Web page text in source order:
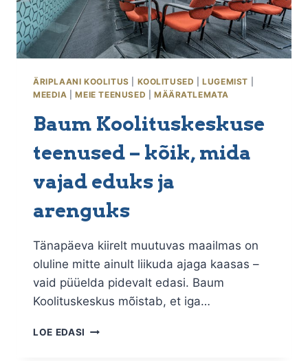
ÄRIPLAANI KOOLITUS KOOLITUSED |LUGEMIST
MEEDIA |MEIE TEENUSED MÄÄRATLEMATA
Baum Koolituskeskuse
teenused – kõik, mida
vajad eduks ja
arenguks
Tänapäeva kiirelt muutuvas maailmas on
oluline mitte ainult liikuda ajaga kaasas –
vaid püüelda pidevalt edasi. Baum
Koolituskeskus mõistab, et iga…
LOE EDASI BAUM